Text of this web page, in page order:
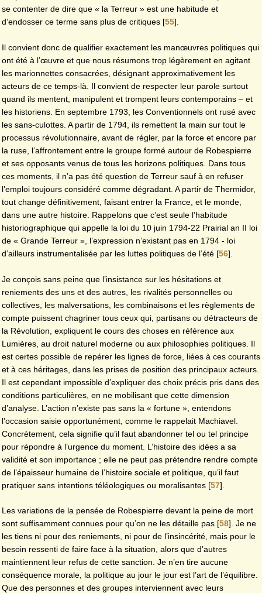
se contenter de dire que « la Terreur » est une habitude et
d’endosser ce terme sans plus de critiques [55].
Il convient donc de qualifier exactement les manœuvres politiques qui
ont été à l’œuvre et que nous résumons trop légèrement en agitant
les marionnettes consacrées, désignant approximativement les
acteurs de ce temps-là. Il convient de respecter leur parole surtout
quand ils mentent, manipulent et trompent leurs contemporains – et
les historiens. En septembre 1793, les Conventionnels ont rusé avec
les sans-culottes. A partir de 1794, ils remettent la main sur tout le
processus révolutionnaire, avant de régler, par la force et encore par
la ruse, l’affrontement entre le groupe formé autour de Robespierre
et ses opposants venus de tous les horizons politiques. Dans tous
ces moments, il n’a pas été question de Terreur sauf à en refuser
l’emploi toujours considéré comme dégradant. A partir de Thermidor,
tout change définitivement, faisant entrer la France, et le monde,
dans une autre histoire. Rappelons que c’est seule l’habitude
historiographique qui appelle la loi du 10 juin 1794-22 Prairial an II loi
de « Grande Terreur », l’expression n’existant pas en 1794 - loi
d’ailleurs instrumentalisée par les luttes politiques de l’été [56]
Je conçois sans peine que l’insistance sur les hésitations et
reniements des uns et des autres, les rivalités personnelles ou
collectives, les malversations, les combinaisons et les règlements de
compte puissent chagriner tous ceux qui, partisans ou détracteurs de
la Révolution, expliquent le cours des choses en référence aux
Lumières, au droit naturel moderne ou aux philosophies politiques. Il
est certes possible de repérer les lignes de force, liées à ces courants
et à ces héritages, dans les prises de position des principaux acteurs.
Il est cependant impossible d’expliquer des choix précis pris dans des
conditions particulières, en ne mobilisant que cette dimension
d’analyse. L’action n’existe pas sans la « fortune », entendons
l’occasion saisie opportunément, comme le rappelait Machiavel.
Concrètement, cela signifie qu’il faut abandonner tel ou tel principe
pour répondre à l’urgence du moment. L’histoire des idées a sa
validité et son importance ; elle ne peut pas prétendre rendre compte
de l’épaisseur humaine de l’histoire sociale et politique, qu’il faut
pratiquer sans intentions téléologiques ou moralisantes [57]
Les variations de la pensée de Robespierre devant la peine de mort
sont suffisamment connues pour qu’on ne les détaille pas [58]. Je ne
les tiens ni pour des reniements, ni pour de l’insincérité, mais pour le
besoin ressenti de faire face à la situation, alors que d’autres
maintiennent leur refus de cette sanction. Je n’en tire aucune
conséquence morale, la politique au jour le jour est l’art de l’équilibre.
Que des personnes et des groupes interviennent avec leurs